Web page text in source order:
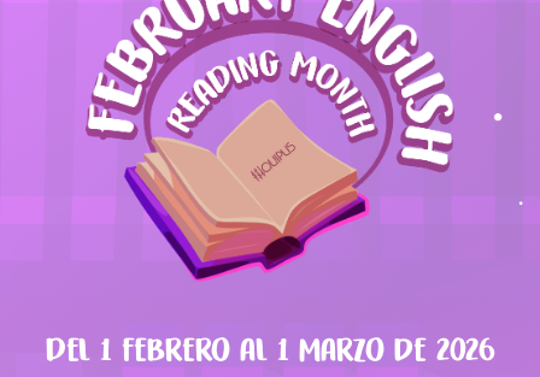
Del 1 febrero al 1 marzo de 2026